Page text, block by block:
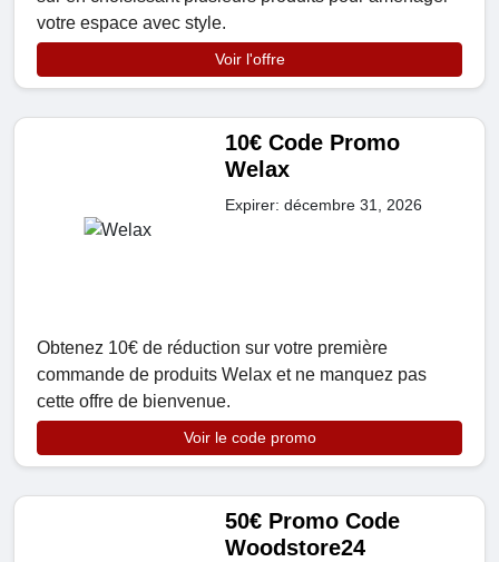
votre espace avec style.
Voir l'offre
10€ Code Promo
Welax
Expirer: décembre 31, 2026
Obtenez 10€ de réduction sur votre première
commande de produits Welax et ne manquez pas
cette offre de bienvenue.
Voir le code promo
50€ Promo Code
Woodstore24